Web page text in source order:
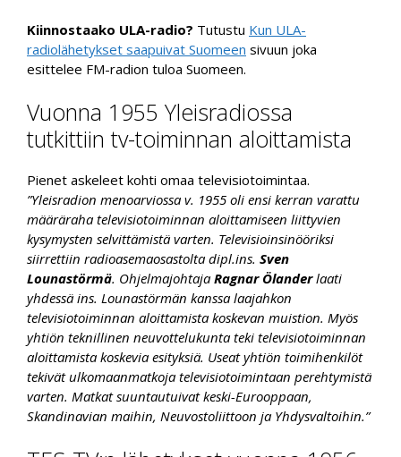
Kiinnostaako ULA-radio? Tutustu Kun ULA-
radiolähetykset saapuivat Suomeen sivuun joka
esittelee FM-radion tuloa Suomeen.
Vuonna 1955 Yleisradiossa
tutkittiin tv-toiminnan aloittamista
Pienet askeleet kohti omaa televisiotoimintaa.
”Yleisradion menoarviossa v. 1955 oli ensi kerran varattu
määräraha televisiotoiminnan aloittamiseen liittyvien
kysymysten selvittämistä varten. Televisioinsinööriksi
siirrettiin radioasemaosastolta dipl.ins. Sven
Lounastörmä. Ohjelmajohtaja Ragnar Ölanderlaati
yhdessä ins. Lounastörmän kanssa laajahkon
televisiotoiminnan aloittamista koskevan muistion. Myös
yhtiön teknillinen neuvottelukunta teki televisiotoiminnan
aloittamista koskevia esityksiä. Useat yhtiön toimihenkilöt
tekivät ulkomaanmatkoja televisiotoimintaan perehtymistä
varten. Matkat suuntautuivat keski-Eurooppaan,
Skandinavian maihin, Neuvostoliittoon ja Yhdysvaltoihin.”